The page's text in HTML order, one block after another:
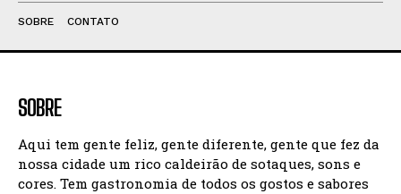
SOBRE CONTATO
SOBRE
Aqui tem gente feliz, gente diferente, gente que fez da
nossa cidade um rico caldeirão de sotaques, sons e
cores. Tem gastronomia de todos os gostos e sabores